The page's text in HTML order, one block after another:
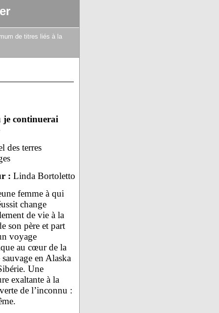
de titres liés à la
je continuerai
des terres
: Linda Bortoletto
femme à qui
change
de vie à la
son père et part
voyage
au cœur de la
sauvage en Alaska
Une
exaltante à la
de l’inconnu :